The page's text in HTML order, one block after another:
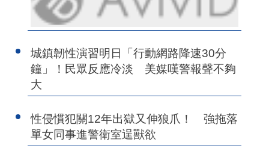
城鎮韌性演習明日「行動網路降速30分
鐘」！民眾反應冷淡 美媒嘆警報聲不夠
大
性侵慣犯關12年出獄又伸狼爪！ 強拖落
單女同事進警衛室逞獸欲